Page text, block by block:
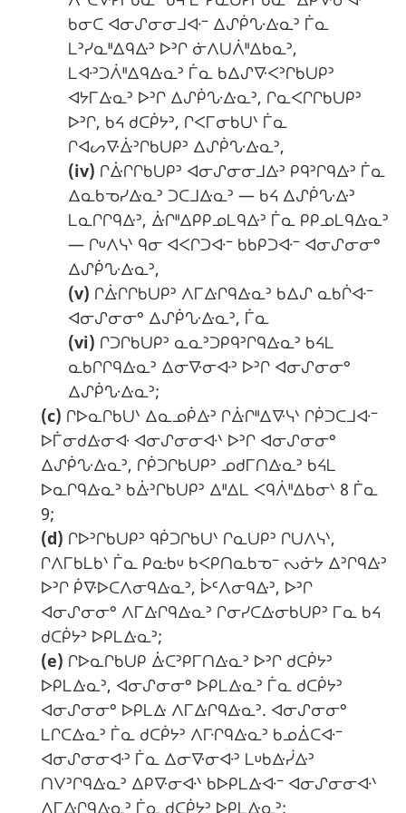
ᑲᓂᑕ ᐊᓂᔑᓂᓂᒧᐘᐨ ᐃᔑᑮᔘᐏᓇᐣ ᒦᓇ
ᒪᐣᓯᓇᐦᐃᑫᐏᐣ ᐅᐣᒋ ᓃᐱᑌᐲᐦᐃᑲᓇᐣ,
ᒪᐘᐣᑐᐲᐦᐃᑫᐏᓇᐣ ᒦᓇ ᑲᐃᔑᐍᐸᐣᒋᑲᑌᑭᐣ
ᐊᔭᒥᐏᓇᐣ ᐅᐣᒋ ᐃᔑᑮᔘᐏᓇᐣ, ᒋᓇᐸᒋᒋᑲᑌᑭᐣ
ᐅᐣᒋ, ᑲᔦ ᑯᑕᑮᔭᐣ, ᒋᐸᒥᓂᑲᑌᐠ ᒦᓇ
ᒋᐊᔕᐍᐑᐣᒋᑲᑌᑭᐣ ᐃᔑᑮᔘᐏᓇᐣ,
(iv) ᒋᐑᒋᒋᑲᑌᑭᐣ ᐊᓂᔑᓂᓂᒧᐏᐣ ᑭᑫᐣᒋᑫᐏᐣ ᒦᓇ
ᐃᓇᑲᓀᓯᐏᓇᐣ ᑐᑕᒧᐏᓇᐣ — ᑲᔦ ᐃᔑᑮᔘᐏᐣ
ᒪᓇᒋᒋᑫᐏᐣ, ᐑᒋᐦᐃᑭᑭᓄᒪᑫᐏᐣ ᒦᓇ ᑭᑭᓄᒪᑫᐏᓇᐣ
— ᒋᓑᐱᓭᐠ ᑫᓂ ᐊᐸᒋᑐᐘᐨ ᑲᑲᑭᑐᐘᐨ ᐊᓂᔑᓂᓂᐤ
ᐃᔑᑮᔘᐏᓇᐣ,
(v) ᒋᐑᒋᒋᑲᑌᑭᐣ ᐱᒥᐏᒋᑫᐏᓇᐣ ᑲᐃᔑ ᓇᑲᒌᐘᐨ
ᐊᓂᔑᓂᓂᐤ ᐃᔑᑮᔘᐏᓇᐣ, ᒦᓇ
(vi) ᒋᑐᒋᑲᑌᑭᐣ ᓇᓇᐣᑐᑭᑫᐣᒋᑫᐏᓇᐣ ᑲᔦᒪ
ᓇᑲᒋᒋᑫᐏᓇᐣ ᐃᓂᐍᓂᐘᐣ ᐅᐣᒋ ᐊᓂᔑᓂᓂᐤ
ᐃᔑᑮᔘᐏᓇᐣ;
(c) ᒋᐅᓇᒋᑲᑌᐠ ᐃᓇᓄᑮᐏᐣ ᒋᐑᒋᐦᐃᐍᓭᐠ ᒋᑮᑐᑕᒧᐘᐨ
ᐅᒦᓂᑯᐏᓂᐘ ᐊᓂᔑᓂᓂᐘᐠ ᐅᐣᒋ ᐊᓂᔑᓂᓂᐤ
ᐃᔑᑮᔘᐏᓇᐣ, ᒋᑮᑐᒋᑲᑌᑭᐣ ᓄᑯᒥᑎᐏᓇᐣ ᑲᔦᒪ
ᐅᓇᒋᑫᐏᓇᐣ ᑲᐑᐣᒋᑲᑌᑭᐣ ᐃᐦᐃᒪ ᐸᑫᐲᐦᐃᑲᓂᐠ 8 ᒦᓇ
9;
(d) ᒋᐅᐣᒋᑲᑌᑭᐣ ᑫᑮᑐᒋᑲᑌᐠ ᒋᓇᑌᑭᐣ ᒋᑌᐱᓭᐠ,
ᒋᐱᒥᑲᒪᑲᐠ ᒦᓇ ᑭᓌᑲᓑ ᑲᐸᑭᑎᓇᑲᓀᐨ ᔓᓃᔭ ᐃᐣᒋᑫᐏᐣ
ᐅᐣᒋ ᑮᐍᐅᑕᐱᓂᑫᐏᓇᐣ, ᐆᒼᐱᓂᑫᐏᐣ, ᐅᐣᒋ
ᐊᓂᔑᓂᓂᐤ ᐱᒥᐏᒋᑫᐏᓇᐣ ᒋᓂᓯᑕᐏᓂᑲᑌᑭᐣ ᒥᓇ ᑲᔦ
ᑯᑕᑮᔭᐣ ᐅᑭᒪᐏᓇᐣ;
(e) ᒋᐅᓇᒋᑲᑌᑭ ᐑᑕᐣᑭᒥᑎᐏᓇᐣ ᐅᐣᒋ ᑯᑕᑮᔭᐣ
ᐅᑭᒪᐏᓇᐣ, ᐊᓂᔑᓂᓂᐤ ᐅᑭᒪᐏᓇᐣ ᒦᓇ ᑯᑕᑮᔭᐣ
ᐊᓂᔑᓂᓂᐤ ᐅᑭᒪᐏ ᐱᒥᐏᒋᑫᐏᓇᐣ. ᐊᓂᔑᓂᓂᐤ
ᒪᒋᑕᐏᓇᐣ ᒦᓇ ᑯᑕᑮᔭᐣ ᐱᒯᒋᑫᐏᓇᐣ ᑲᓄᐄᑕᐘᐨ
ᐊᓂᔑᓂᓂᐘᐣ ᒦᓇ ᐃᓂᐍᓂᐘᐣ ᒪᓑᑲᐏᓰᐏᐣ
ᑎᐯᐣᒋᑫᐏᓇᐣ ᐃᑭᐍᓂᐘᐠ ᑲᐅᑭᒪᐏᐘᐨ ᐊᓂᔑᓂᓂᐘᐠ
ᐱᒥᐏᒋᑫᐏᓇᐣ ᒦᓇ ᑯᑕᑮᔭᐣ ᐅᑭᒪᐏᓇᐣ;